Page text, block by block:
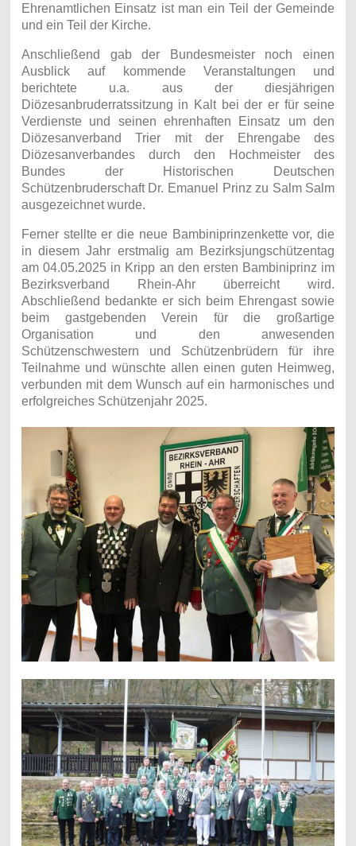
Ehrenamtlichen Einsatz ist man ein Teil der Gemeinde
und ein Teil der Kirche.
Anschließend gab der Bundesmeister noch einen
Ausblick auf kommende Veranstaltungen und
berichtete u.a. aus der diesjährigen
Diözesanbruderratssitzung in Kalt bei der er für seine
Verdienste und seinen ehrenhaften Einsatz um den
Diözesanverband Trier mit der Ehrengabe des
Diözesanverbandes durch den Hochmeister des
Bundes der Historischen Deutschen
Schützenbruderschaft Dr. Emanuel Prinz zu Salm Salm
ausgezeichnet wurde.
Ferner stellte er die neue Bambiniprinzenkette vor, die
in diesem Jahr erstmalig am Bezirksjungschützentag
am 04.05.2025 in Kripp an den ersten Bambiniprinz im
Bezirksverband Rhein-Ahr überreicht wird.
Abschließend bedankte er sich beim Ehrengast sowie
beim gastgebenden Verein für die großartige
Organisation und den anwesenden
Schützenschwestern und Schützenbrüdern für ihre
Teilnahme und wünschte allen einen guten Heimweg,
verbunden mit dem Wunsch auf ein harmonisches und
erfolgreiches Schützenjahr 2025.